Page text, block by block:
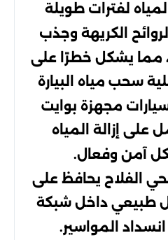
لفترات طويلة
الكريهة وجذب
مما يشكل خطرًا على
سحب مياه البيارة
مجهزة بوايت
إزالة المياه
آمن وفعال.
الفلاح يحافظ على
طبيعي داخل شبكة
المواسير.